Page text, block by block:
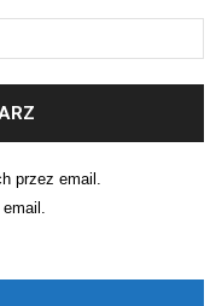
przez email.